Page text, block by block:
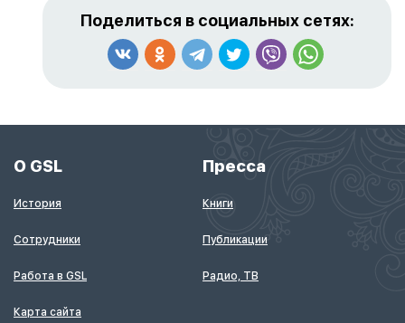
Поделиться в социальных сетях:
О GSL
История
Сотрудники
Работа в GSL
Карта сайта
Пресса
Книги
Публикации
Радио, ТВ